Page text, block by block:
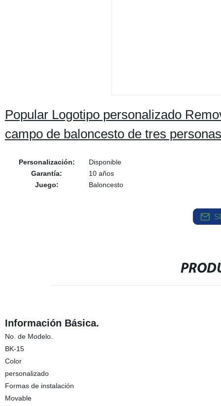
Popular Logotipo personalizado
campo de baloncesto de tres
Personalización:
Disponible
Garantía:
10 años
Juego:
Baloncesto
Información Básica.
No. de Modelo.
BK-15
Color
personalizado
Formas de instalación
Movable